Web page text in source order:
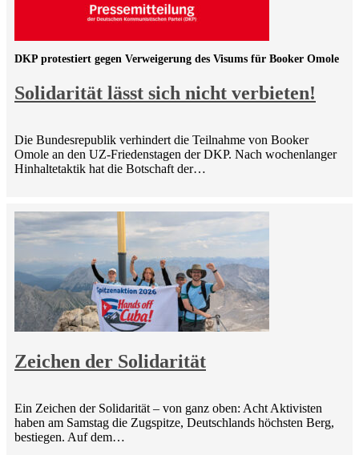
Solidarität lässt sich nicht verbieten!
DKP protestiert gegen Verweigerung des Visums für Booker Omole
Die Bundesrepublik verhindert die Teilnahme von Booker
Omole an den UZ-Friedenstagen der DKP. Nach wochenlanger
Hinhaltetaktik hat die Botschaft der…
Zeichen der Solidarität
Ein Zeichen der Solidarität – von ganz oben: Acht Aktivisten
haben am Samstag die Zugspitze, Deutschlands höchsten Berg,
bestiegen. Auf dem…